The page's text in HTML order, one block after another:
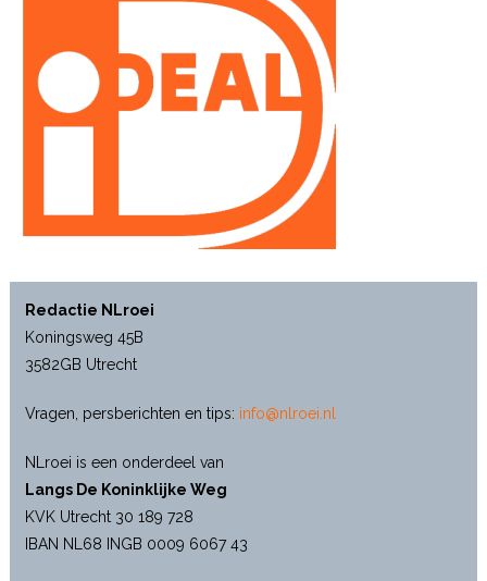
Redactie NLroei
Koningsweg 45B
3582GB Utrecht
Vragen, persberichten en tips: info@nlroei.nl
NLroei is een onderdeel van
Langs De Koninklijke Weg
KVK Utrecht 30 189 728
IBAN NL68 INGB 0009 6067 43